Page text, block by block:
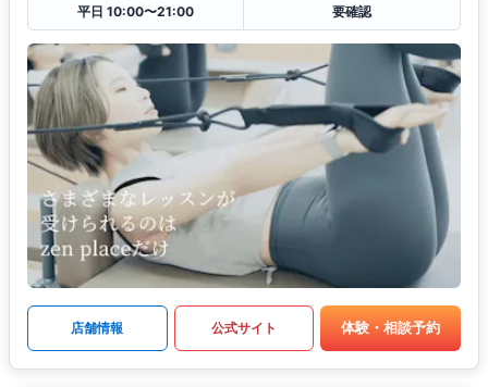
平日 10:00〜21:00
要確認
店舗情報 公式サイト 体験・相談予約